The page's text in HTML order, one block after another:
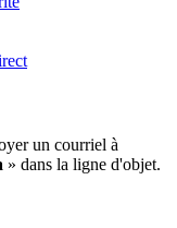
un courriel à
» dans la ligne d'objet.